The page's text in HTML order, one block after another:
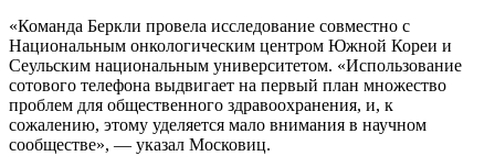
«Команда Беркли провела исследование совместно с
Национальным онкологическим центром Южной Кореи и
Сеульским национальным университетом. «Использование
сотового телефона выдвигает на первый план множество
проблем для общественного здравоохранения, и, к
сожалению, этому уделяется мало внимания в научном
сообществе», — указал Московиц.